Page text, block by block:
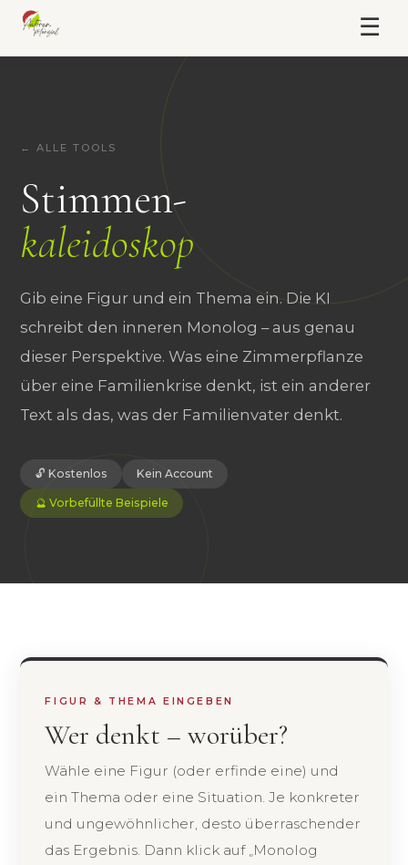
☰
← ALLE TOOLS
Stimmen-
kaleidoskop
Gib eine Figur und ein Thema ein. Die KI
schreibt den inneren Monolog – aus genau
dieser Perspektive. Was eine Zimmerpflanze
über eine Familienkrise denkt, ist ein anderer
Text als das, was der Familienvater denkt.
🔓 Kostenlos Kein Account
🔮 Vorbefüllte Beispiele
FIGUR & THEMA EINGEBEN
Wer denkt – worüber?
Wähle eine Figur (oder erfinde eine) und
ein Thema oder eine Situation. Je konkreter
und ungewöhnlicher, desto überraschender
das Ergebnis. Dann klick auf „Monolog